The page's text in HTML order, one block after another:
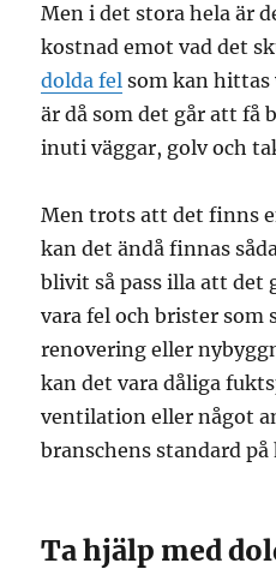
Men i det stora hela är
kostnad emot vad det
dolda fel som kan hittas
är då som det går att få
inuti väggar, golv och
Men trots att det finns
kan det ändå finnas
blivit så pass illa att det
vara fel och brister som
renovering eller
kan det vara dåliga
ventilation eller något
branschens standard
Ta hjälp med